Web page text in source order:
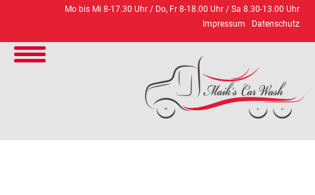
Mo bis Mi 8-17.30 Uhr / Do, Fr 8-18.00 Uhr / Sa 8.30-13.00 Uhr
Impressum
Datenschutz